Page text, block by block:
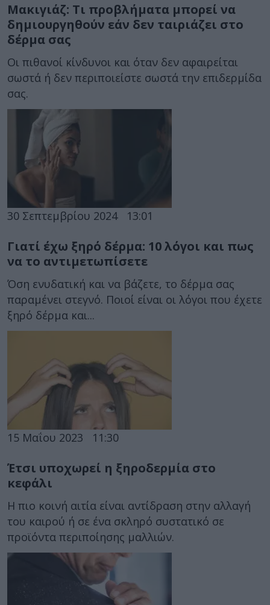
Μακιγιάζ: Τι προβλήματα μπορεί να
δημιουργηθούν εάν δεν ταιριάζει στο
δέρμα σας
Οι πιθανοί κίνδυνοι και όταν δεν αφαιρείται
σωστά ή δεν περιποιείστε σωστά την επιδερμίδα
σας.
30 Σεπτεμβρίου 2024 13:01
Γιατί έχω ξηρό δέρμα: 10 λόγοι και πως
να το αντιμετωπίσετε
Όση ενυδατική και να βάζετε, το δέρμα σας
παραμένει στεγνό. Ποιοί είναι οι λόγοι που έχετε
ξηρό δέρμα και...
15 Μαΐου 2023 11:30
Έτσι υποχωρεί η ξηροδερμία στο
κεφάλι
Η πιο κοινή αιτία είναι αντίδραση στην αλλαγή
του καιρού ή σε ένα σκληρό συστατικό σε
προϊόντα περιποίησης μαλλιών.